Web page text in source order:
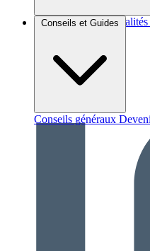
Brèves et actus Actualités
Conseils et Guides
Conseils généraux